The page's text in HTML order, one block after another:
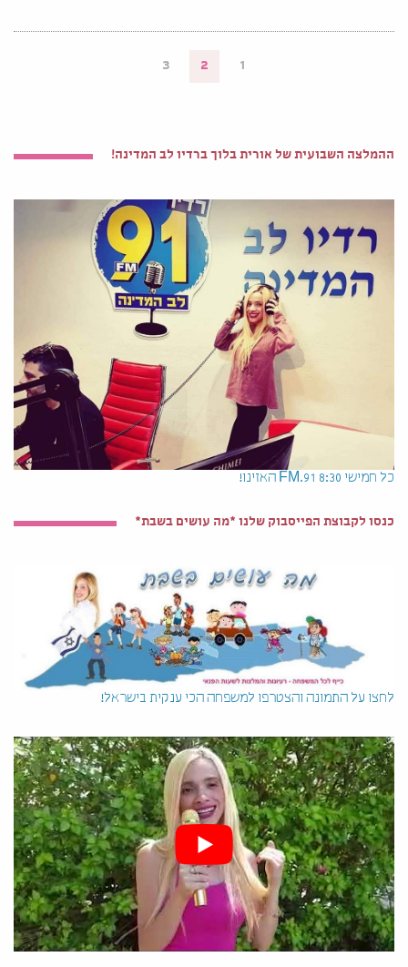
1
2
3
ההמלצה השבועית של אורית בלוך ברדיו לב המדינה!
כל חמישי 8:30 91.FM האזינו!
כנסו לקבוצת הפייסבוק שלנו *מה עושים בשבת*
לחצו על התמונה והצטרפו למשפחה הכי ענקית בישראל!